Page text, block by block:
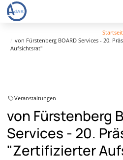
Direkt
zum
Inhalt
Direkt
zum
Hauptmenu
Direkt
zur
Suche
Direkt
zum
Footer
von Fürstenberg BOARD Services - 20.
Aufsichtsrat"
Veranstaltungen
von Fürstenberg
Services - 20.
"Zertifizierter